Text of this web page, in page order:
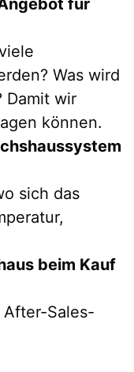
Was wird
Damit wir
können.
sich das
beim Kauf
Sales-